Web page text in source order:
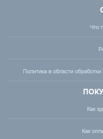
Что
Политика в области
Как
Как